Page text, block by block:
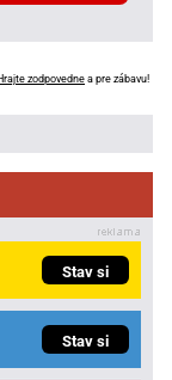
zodpovedne a pre zábavu!
Stav si
Stav si